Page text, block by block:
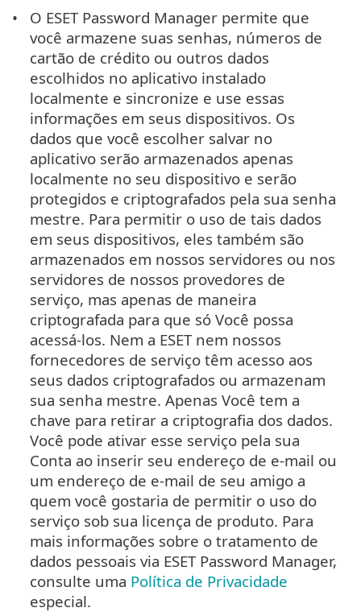
O ESET Password Manager permite que
você armazene suas senhas, números de
cartão de crédito ou outros dados
escolhidos no aplicativo instalado
localmente e sincronize e use essas
informações em seus dispositivos. Os
dados que você escolher salvar no
aplicativo serão armazenados apenas
localmente no seu dispositivo e serão
protegidos e criptografados pela sua senha
mestre. Para permitir o uso de tais dados
em seus dispositivos, eles também são
armazenados em nossos servidores ou nos
servidores de nossos provedores de
serviço, mas apenas de maneira
criptografada para que só Você possa
acessá-los. Nem a ESET nem nossos
fornecedores de serviço têm acesso aos
seus dados criptografados ou armazenam
sua senha mestre. Apenas Você tem a
chave para retirar a criptografia dos dados.
Você pode ativar esse serviço pela sua
Conta ao inserir seu endereço de e-mail ou
um endereço de e-mail de seu amigo a
quem você gostaria de permitir o uso do
serviço sob sua licença de produto. Para
mais informações sobre o tratamento de
dados pessoais via ESET Password Manager,
consulte uma Política de Privacidade
especial.